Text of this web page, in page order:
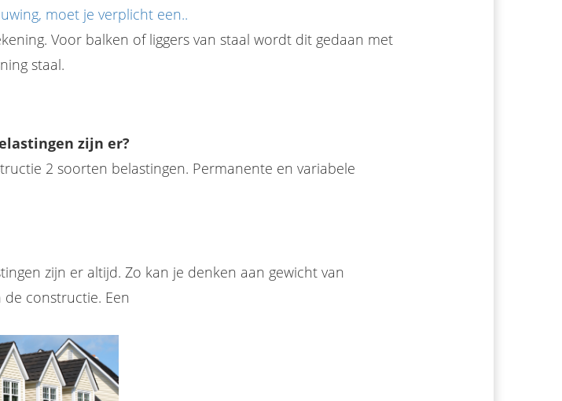
moet je verplicht een..
Voor balken of liggers van staal wordt dit gedaan met
staal.
zijn er?
2 soorten belastingen. Permanente en variabele
zijn er altijd. Zo kan je denken aan gewicht van
constructie. Een